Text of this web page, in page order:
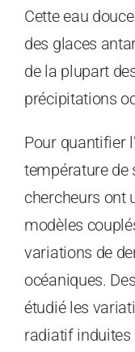
Cette eau
des glaces
de la plupart
précipitations
Pour quantifier
température de
chercheurs ont
modèles
variations de
océaniques.
étudié les
radiatif induites